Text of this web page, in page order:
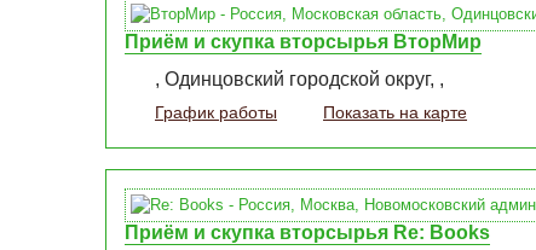
Приём и скупка вторсырья ВторМир
, Одинцовский городской округ, ,
График работы Показать на карте
Приём и скупка вторсырья Re: Books